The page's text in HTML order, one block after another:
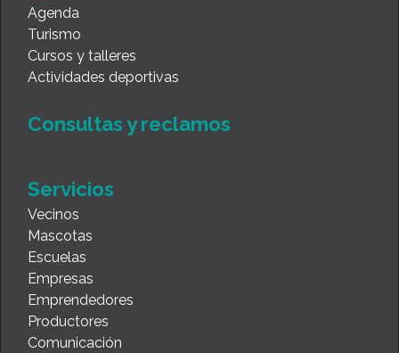
Agenda
Turismo
Cursos y talleres
Actividades deportivas
Consultas y reclamos
Servicios
Vecinos
Mascotas
Escuelas
Empresas
Emprendedores
Productores
Comunicación